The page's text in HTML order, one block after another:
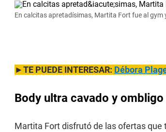
En calcitas apretadísimas, Martita Fort fue al gym
►TE PUEDE INTERESAR: Débora
Body ultra cavado y
Martita Fort disfrutó de las ofertas que